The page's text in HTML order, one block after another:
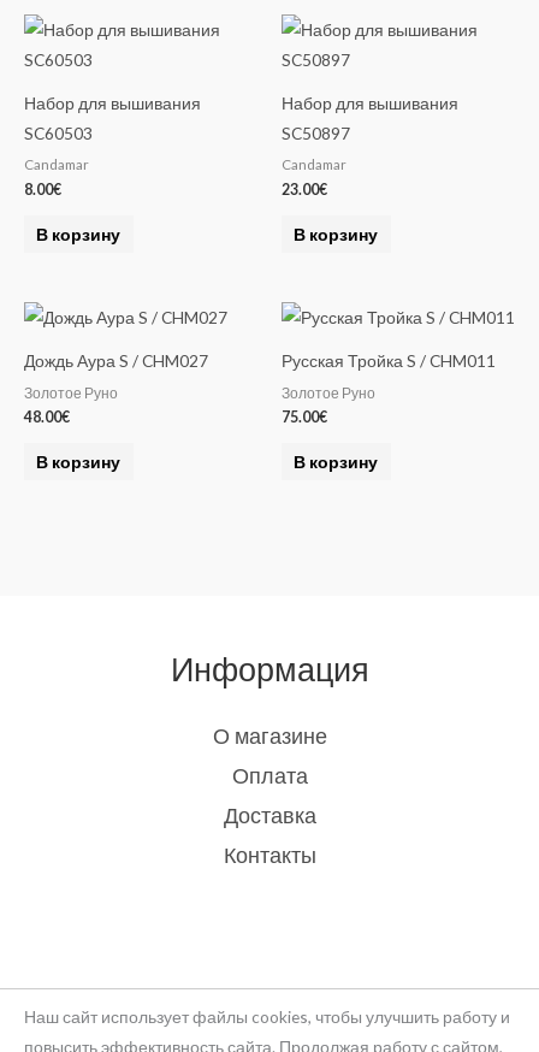
Набор для вышивания
SC60503
Candamar
8.00€
В корзину
Набор для вышивания
SC50897
Candamar
23.00€
В корзину
Дождь Аура S / CHM027
Золотое Руно
48.00€
В корзину
Русская Тройка S / CHM011
Золотое Руно
75.00€
В корзину
Информация
О магазине
Оплата
Доставка
Контакты
Наш сайт использует файлы cookies, чтобы улучшить работу и
повысить эффективность сайта. Продолжая работу с сайтом,